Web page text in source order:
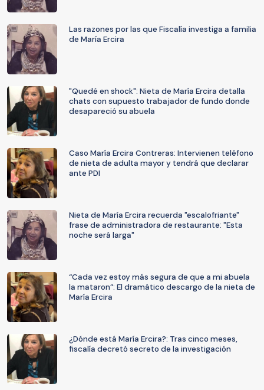
Las razones por las que Fiscalía investiga a familia
de María Ercira
"Quedé en shock": Nieta de María Ercira detalla
chats con supuesto trabajador de fundo donde
desapareció su abuela
Caso María Ercira Contreras: Intervienen teléfono
de nieta de adulta mayor y tendrá que declarar
ante PDI
Nieta de María Ercira recuerda "escalofriante"
frase de administradora de restaurante: "Esta
noche será larga"
“Cada vez estoy más segura de que a mi abuela
la mataron”: El dramático descargo de la nieta de
María Ercira
¿Dónde está María Ercira?: Tras cinco meses,
fiscalía decretó secreto de la investigación